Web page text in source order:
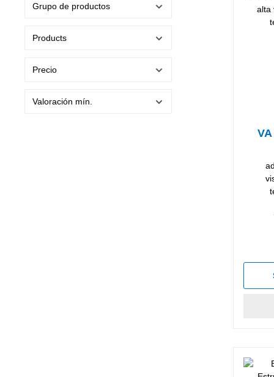
Grupo de productos
Products
Precio
Valoración mín.